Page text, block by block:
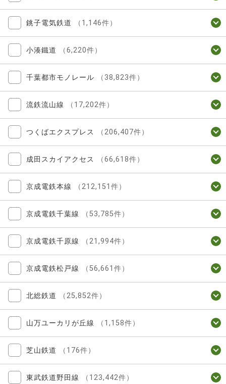
銚子電気鉄道 （1,146件）
小湊鐵道 （6,220件）
千葉都市モノレール （38,823件）
流鉄流山線 （17,202件）
つくばエクスプレス （206,407件）
成田スカイアクセス （66,618件）
京成電鉄本線 （212,151件）
京成電鉄千葉線 （53,785件）
京成電鉄千原線 （21,994件）
京成電鉄松戸線 （56,661件）
北総鉄道 （25,852件）
山万ユーカリが丘線 （1,158件）
芝山鉄道 （176件）
東武鉄道野田線 （123,442件）